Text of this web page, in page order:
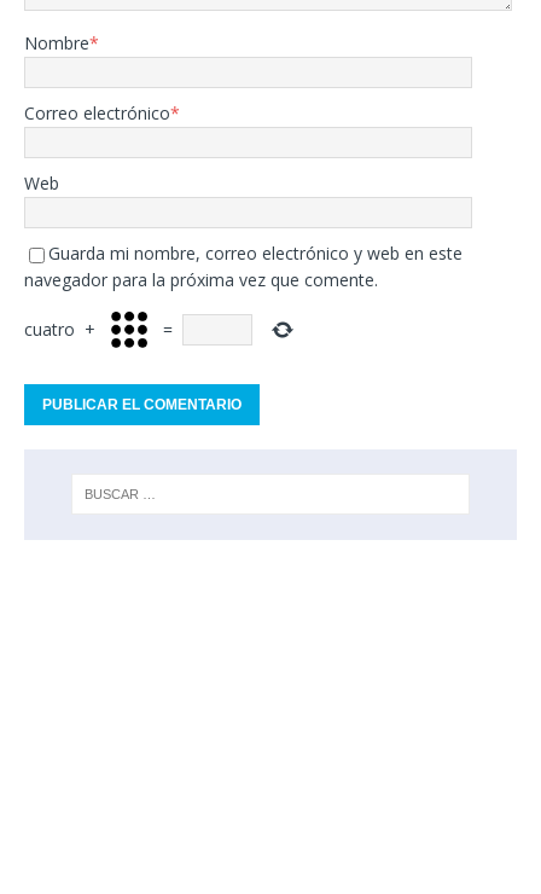
Nombre*
Correo electrónico*
Web
Guarda mi nombre, correo electrónico y web en este
navegador para la próxima vez que comente.
cuatro + =